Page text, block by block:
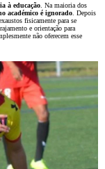
à educação . Na maioria dos
académico é ignorado . Depois
fisicamente para se
e orientação para
não oferecem esse